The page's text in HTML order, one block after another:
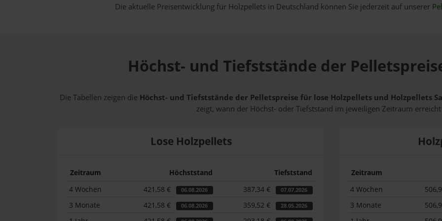
Die aktuelle Preisentwicklung für Holzpellets in Deutschland können Sie jederzeit auf unserer
Höchst- und Tiefststände der
Die Tabellen zeigen die Höchst- und Tiefststände der Pelletspreise für lose Holzpellets und Holzpellets
zeigt, wann der Höchst- oder Tiefststand im jeweiligen Zeitraum
Lose Holzpellets
Zeitraum Höchststand
Tiefststand
4 Wochen
421,58 € 06.08.2026 387,34 € 07.07.2026
3 Monate 421,58 € 06.08.2026 359,52 € 28.05.2026
Zeitraum
4 Wochen
3 Monate